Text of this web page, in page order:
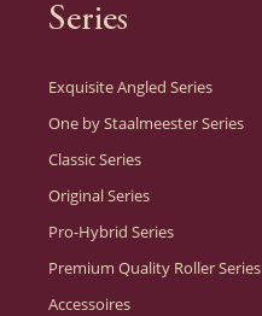
Series
Exquisite Angled Series
One by Staalmeester Series
Classic Series
Original Series
Pro-Hybrid Series
Premium Quality Roller Series
Accessoires